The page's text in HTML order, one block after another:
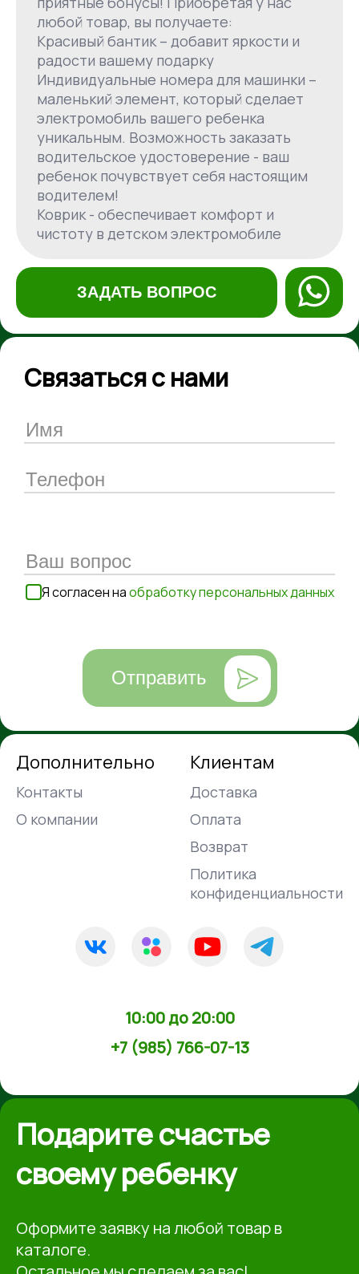
любой товар, вы получаете:
Красивый бантик – добавит яркости и
радости вашему подарку
Индивидуальные номера для машинки –
маленький элемент, который сделает
электромобиль вашего ребенка
уникальным. Возможность заказать
водительское удостоверение - ваш
ребенок почувствует себя настоящим
водителем!
Коврик - обеспечивает комфорт и
чистоту в детском электромобиле
ЗАДАТЬ ВОПРОС
Связаться с нами
Я согласен наобработку персональных данных
Отправить
Подарите счастье
своему ребенку
Оформите заявку на любой товар в
каталоге.
Дополнительно
Контакты
О компании
Клиентам
Доставка
Оплата
Возврат
Политика
конфиденциальности
10:00 до 20:00
+7 (985) 766-07-13